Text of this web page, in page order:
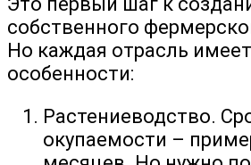
собственного
Но каждая отрасль
особенности:
Растениеводство.
окупаемости –